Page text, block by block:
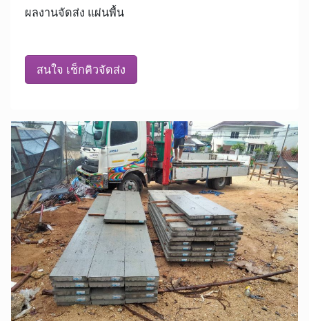
ผลงานจัดส่ง แผ่นพื้น
สนใจ เช็กคิวจัดส่ง